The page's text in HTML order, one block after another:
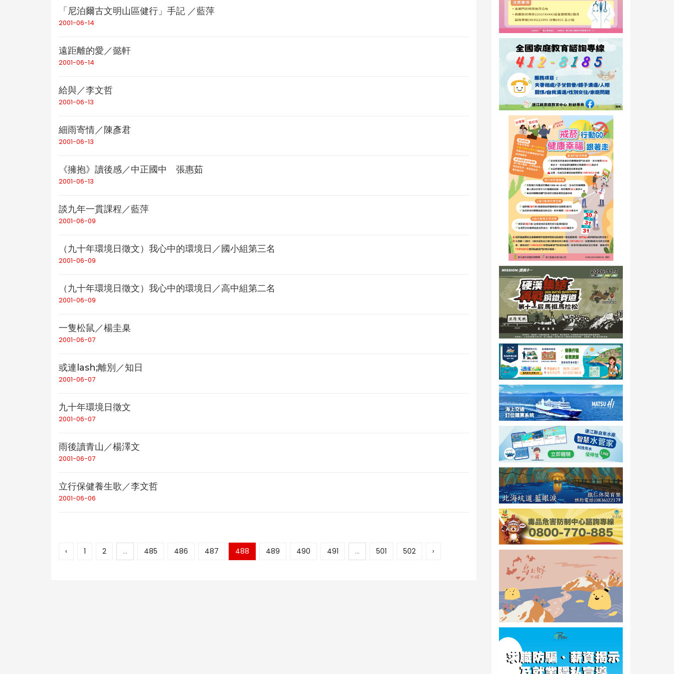
「尼泊爾古文明山區健行」手記 ／藍萍
2001-06-14
遠距離的愛／懿軒
2001-06-14
給與／李文哲
2001-06-13
細雨寄情／陳彥君
2001-06-13
《擁抱》讀後感／中正國中 張惠茹
2001-06-13
談九年一貫課程／藍萍
2001-06-09
（九十年環境日徵文）我心中的環境日／國小組第三名
2001-06-09
（九十年環境日徵文）我心中的環境日／高中組第二名
2001-06-09
一隻松鼠／楊圭臬
2001-06-07
或連lash;離別／知日
2001-06-07
九十年環境日徵文
2001-06-07
雨後讀青山／楊澤文
2001-06-07
立行保健養生歌／李文哲
2001-06-06
‹ 1 2 ... 485 486 487 488 489 490 491 ... 501 502 ›